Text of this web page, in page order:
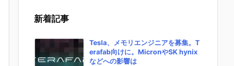
新着記事
Tesla、メモリエンジニアを募集。T
erafab向けに。MicronやSK hynix
などへの影響は